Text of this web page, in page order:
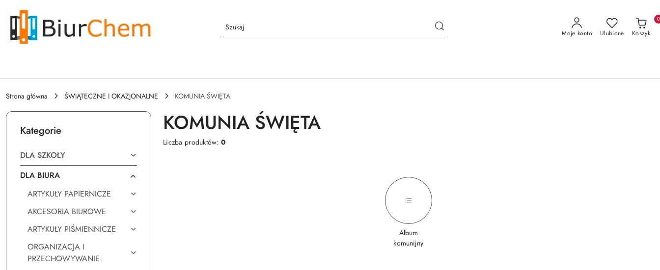
Przejdź do treści głównej
Przejdź do wyszukiwarki
Przejdź do moje konto
Przejdź do menu głównego
Przejdź do stopki
Moje konto Ulubione Koszyk
0
Strona główna ŚWIĄTECZNE I OKAZJONALNE KOMUNIA ŚWIĘTA
Kategorie
DLA SZKOŁY
DLA BIURA
ARTYKUŁY PAPIERNICZE
AKCESORIA BIUROWE
ARTYKUŁY PIŚMIENNICZE
ORGANIZACJA I
PRZECHOWYWANIE
KOMUNIA ŚWIĘTA
Liczba produktów:0
Album
komunijny